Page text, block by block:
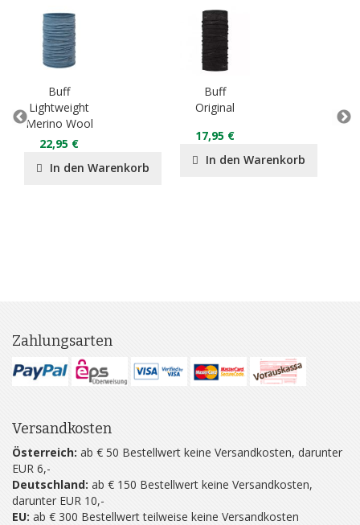
Buff
Lightweight
Merino Wool
22,95 €
In den Warenkorb
Buff
Original
17,95 €
In den Warenkorb
Zahlungsarten
Versandkosten
Österreich: ab € 50 Bestellwert keine Versandkosten, darunter
EUR 6,-
Deutschland: ab € 150 Bestellwert keine Versandkosten,
darunter EUR 10,-
EU: ab € 300 Bestellwert teilweise keine Versandkosten